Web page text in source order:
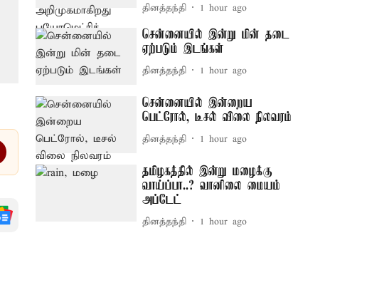
தினத்தந்தி 1 hour ago
சென்னையில் இன்று மின் தடை
ஏற்படும் இடங்கள்
தினத்தந்தி 1 hour ago
சென்னையில் இன்றைய
பெட்ரோல், டீசல் விலை நிலவரம்
தினத்தந்தி 1 hour ago
தமிழகத்தில் இன்று மழைக்கு
வாய்ப்பா..? வானிலை மையம்
அப்டேட்
தினத்தந்தி 1 hour ago